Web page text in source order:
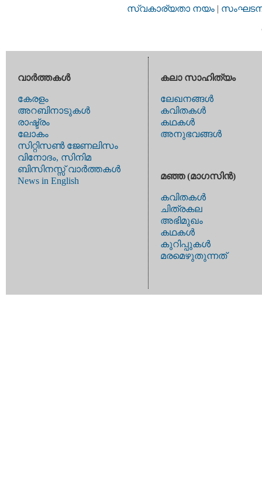
സ്വകാര്യതാ നയം |
വാര്‍ത്തകള്‍
കേരളം
അറബിനാടുകള്‍
രാഷ്ട്രം
ലോകം
സിറ്റിസണ്‍ ജേണലിസം
വിനോദം, സിനിമ
ബിസിനസ്സ് വാര്‍ത്തകള്‍
News in English
കലാ സാഹിത്യം
ലേഖനങ്ങള്‍
കവിതകള്‍
കഥകള്‍
അനുഭവങ്ങള്‍
മഞ്ഞ (മാഗസിന്‍)
കവിതകള്‍
ചിത്രകല
അഭിമുഖം
കഥകള്‍
കുറിപ്പുകള്‍
മരമെഴുതുന്നത്